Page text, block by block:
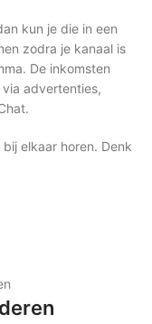
kun je die in een
zodra je kanaal is
De inkomsten
advertenties,
elkaar horen. Denk